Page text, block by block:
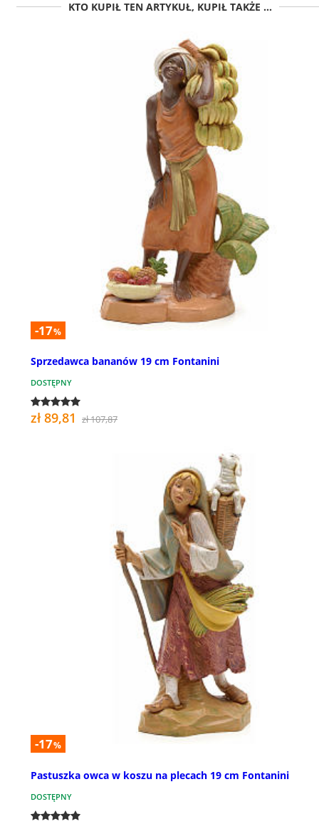
KTO KUPIŁ TEN ARTYKUŁ, KUPIŁ TAKŻE ...
-17%
Sprzedawca bananów 19 cm Fontanini
DOSTĘPNY
zł 89,81 zł 107,87
-17%
Pastuszka owca w koszu na plecach 19 cm Fontanini
DOSTĘPNY